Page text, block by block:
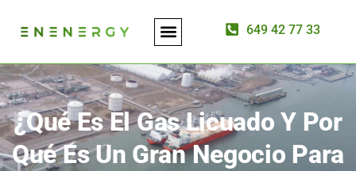
649 42 77 33
¿Qué Es El Gas Licuado Y Por
Qué Es Un Gran Negocio Para